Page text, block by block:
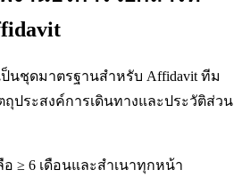
ป็นชุดมาตรฐานสำหรับ Affidavit ทีม
ประสงค์การเดินทางและประวัติส่วน
≥ 6 เดือนและสำเนาทุกหน้า